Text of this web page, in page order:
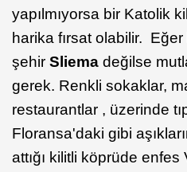
yapılmıyorsa bir Katolik
harika fırsat olabilir. Eğer
şehir Sliema değilse
gerek. Renkli sokaklar,
restaurantlar , üzerinde
Floransa'daki gibi
attığı kilitli köprüde enfes